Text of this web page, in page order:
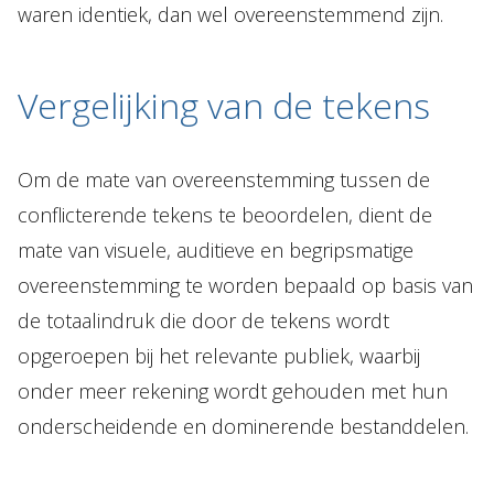
waren identiek, dan wel overeenstemmend zijn.
Vergelijking van de tekens
Om de mate van overeenstemming tussen de
conflicterende tekens te beoordelen, dient de
mate van visuele, auditieve en begripsmatige
overeenstemming te worden bepaald op basis van
de totaalindruk die door de tekens wordt
opgeroepen bij het relevante publiek, waarbij
onder meer rekening wordt gehouden met hun
onderscheidende en dominerende bestanddelen.